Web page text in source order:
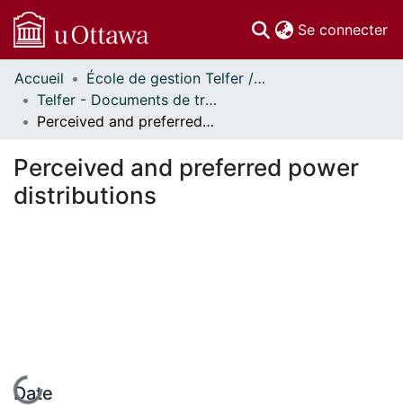
Se connecter
Communautés
et collections
Parcourir
À propos
Accueil
École de gestion Telfer // Telfer School of Management
Telfer - Documents de travail // Telfer - Working Papers
Perceived and preferred power distributions
Perceived and preferred power
distributions
En cours de chargement...
Date